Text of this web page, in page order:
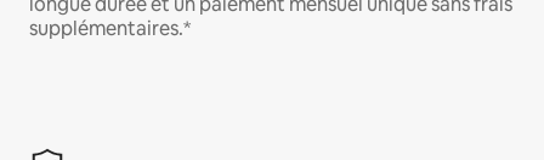
supplémentaires.*